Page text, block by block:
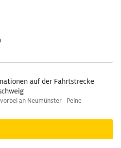
auf der Fahrtstrecke
an Neumünster - Peine -